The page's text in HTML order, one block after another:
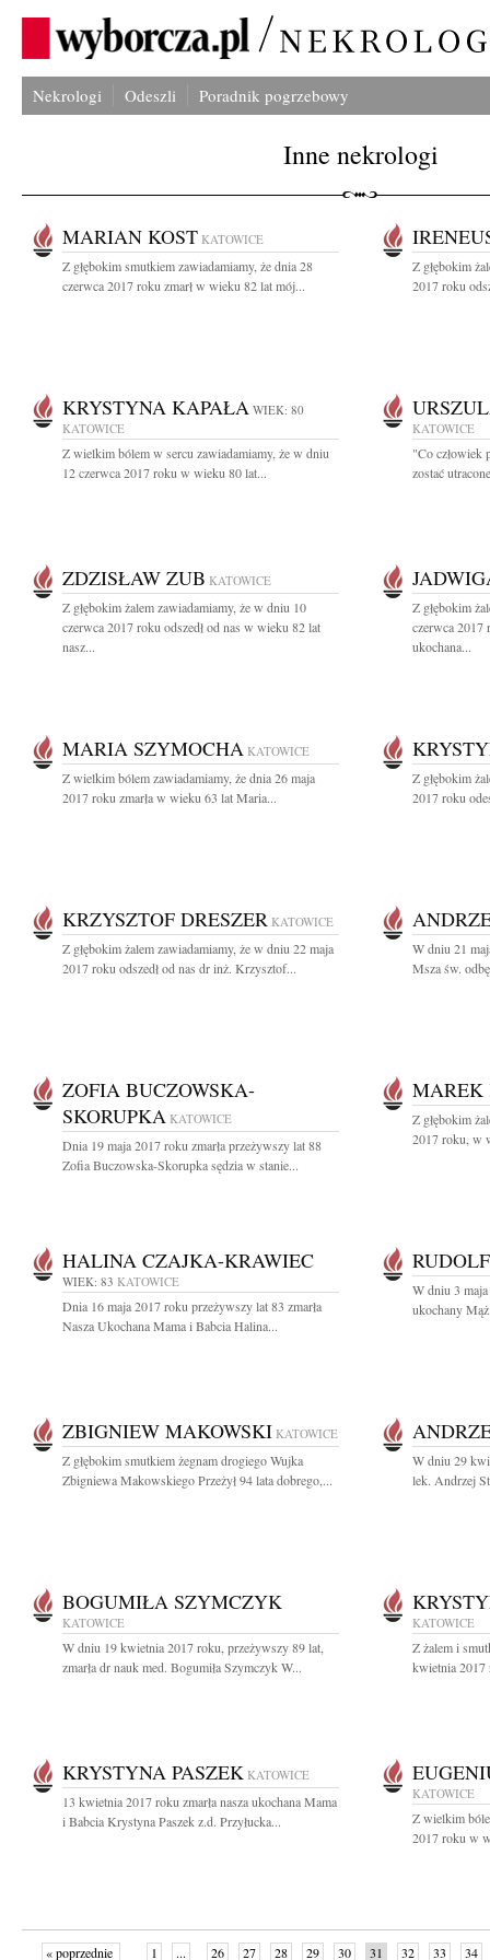
Nekrologi Odeszli Poradnik pogrzebowy
Inne nekrologi
MARIAN KOST KATOWICE
Z głębokim smutkiem zawiadamiamy, że dnia 28
czerwca 2017 roku zmarł w wieku 82 lat mój...
Z głębokim
2017 roku
KRYSTYNA KAPAŁA WIEK: 80
KATOWICE
Z wielkim bólem w sercu zawiadamiamy, że w dniu
12 czerwca 2017 roku w wieku 80 lat...
KATOWICE
"Co człowiek
zostać
ZDZISŁAW ZUB KATOWICE
Z głębokim żalem zawiadamiamy, że w dniu 10
czerwca 2017 roku odszedł od nas w wieku 82 lat
nasz...
Z głębokim
czerwca 2017
ukochana...
MARIA SZYMOCHA KATOWICE
Z wielkim bólem zawiadamiamy, że dnia 26 maja
2017 roku zmarła w wieku 63 lat Maria...
Z głębokim
2017 roku
KRZYSZTOF DRESZER KATOWICE
Z głębokim żalem zawiadamiamy, że w dniu 22 maja
2017 roku odszedł od nas dr inż. Krzysztof...
W dniu 21
Msza św.
ZOFIA BUCZOWSKA-
SKORUPKA KATOWICE
Dnia 19 maja 2017 roku zmarła przeżywszy lat 88
Zofia Buczowska-Skorupka sędzia w stanie...
MAREK
Z głębokim
2017 roku, w
HALINA CZAJKA-KRAWIEC
WIEK: 83 KATOWICE
Dnia 16 maja 2017 roku przeżywszy lat 83 zmarła
Nasza Ukochana Mama i Babcia Halina...
W dniu 3
ukochany
ZBIGNIEW MAKOWSKI KATOWICE
Z głębokim smutkiem żegnam drogiego Wujka
Zbigniewa Makowskiego Przeżył 94 lata dobrego,...
W dniu 29
lek. Andrzej
BOGUMIŁA SZYMCZYK
KATOWICE
W dniu 19 kwietnia 2017 roku, przeżywszy 89 lat,
zmarła dr nauk med. Bogumiła Szymczyk W...
KATOWICE
Z żalem i
kwietnia 2017
KRYSTYNA PASZEK KATOWICE
13 kwietnia 2017 roku zmarła nasza ukochana Mama
i Babcia Krystyna Paszek z.d. Przyłucka...
KATOWICE
Z wielkim
2017 roku w
« poprzednie 1 ... 26 27 28 29 30 31 32 33 34